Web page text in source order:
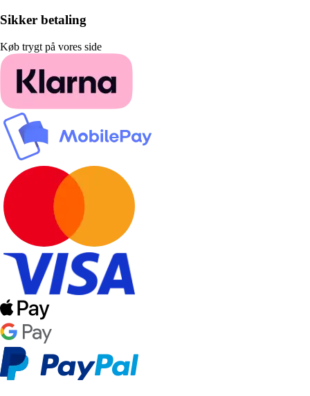
Sikker betaling
Køb trygt på vores side